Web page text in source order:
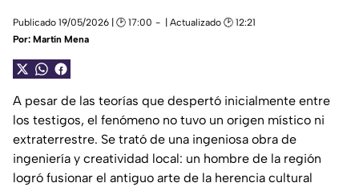
Publicado 19/05/2026 | 🕑 17:00
| Actualizado 🕑 12:21
Por: Martín Mena
A pesar de las teorías que despertó inicialmente entre
los testigos, el fenómeno no tuvo un origen místico ni
extraterrestre. Se trató de una ingeniosa obra de
ingeniería y creatividad local: un hombre de la región
logró fusionar el antiguo arte de la herencia cultural